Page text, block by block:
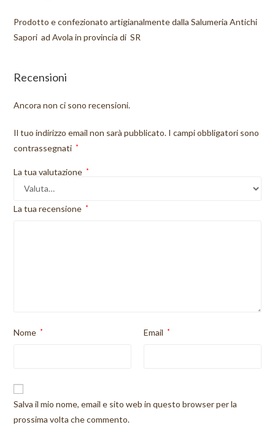
Prodotto e confezionato artigianalmente dalla Salumeria Antichi
Sapori ad Avola in provincia di SR
Recensioni
Ancora non ci sono recensioni.
Il tuo indirizzo email non sarà pubblicato. I campi obbligatori sono
contrassegnati *
La tua valutazione *
La tua recensione *
Nome * Email *
Salva il mio nome, email e sito web in questo browser per la
prossima volta che commento.